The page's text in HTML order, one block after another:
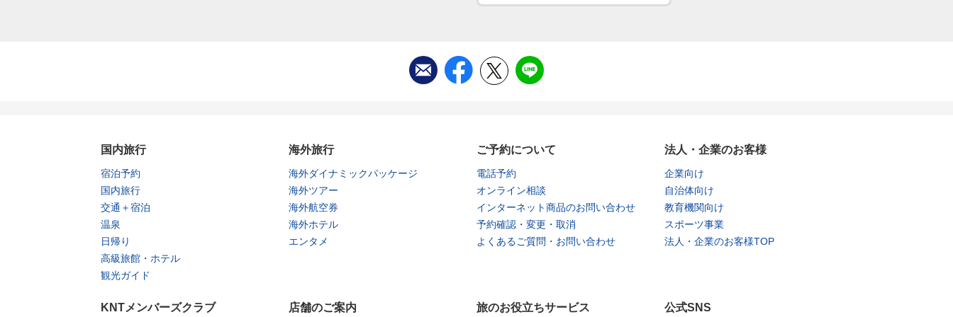
国内旅行
宿泊予約
国内旅行
交通＋宿泊
温泉
日帰り
高級旅館・ホテル
観光ガイド
海外旅行
海外ダイナミックパッケージ
海外ツアー
海外航空券
海外ホテル
エンタメ
ご予約について
電話予約
オンライン相談
インターネット商品のお問い合わせ
予約確認・変更・取消
よくあるご質問・お問い合わせ
法人・企業のお客様
企業向け
自治体向け
教育機関向け
スポーツ事業
法人・企業のお客様TOP
KNTメンバーズクラブ 店舗のご案内 旅のお役立ちサービス 公式SNS